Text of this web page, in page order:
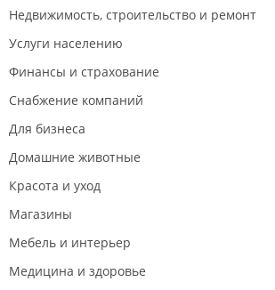
Недвижимость, строительство и ремонт
Услуги населению
Финансы и страхование
Снабжение компаний
Для бизнеса
Домашние животные
Красота и уход
Магазины
Мебель и интерьер
Медицина и здоровье